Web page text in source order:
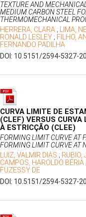
TEXTURE AND
MEDIUM CARBON STEEL
THERMOMECHANICAL
HERRERA, CLARA ; LIMA,
RONALD LESLEY ; FILHO,
FERNANDO PADILHA
DOI: 10.5151/2594-5327-
CURVA LIMITE DE
(CLEF) VERSUS
À ESTRICÇÃO (CLEE)
FORMING LIMIT CURVE AT
FORMING LIMIT CURVE AT
LUIZ, VALMIR DIAS ; RUBIO,
CAMPOS, HAROLDO BÉRIA
FÜZESSY DE
DOI: 10.5151/2594-5327-